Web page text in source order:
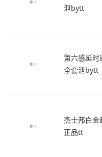
泄bytt
第六感延时
全套泄bytt
杰士邦白
正品tt